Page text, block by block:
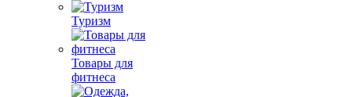
Туризм
Товары для
фитнеса